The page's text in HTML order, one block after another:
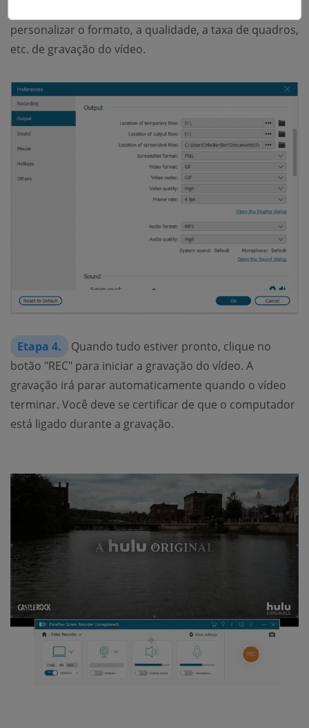
personalizar o formato, a qualidade, a taxa de quadros,
etc. de gravação do vídeo.
Etapa 4.
Quando tudo estiver pronto, clique no
botão "REC" para iniciar a gravação do vídeo. A
gravação irá parar automaticamente quando o vídeo
terminar. Você deve se certificar de que o computador
está ligado durante a gravação.